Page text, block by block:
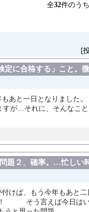
全32件のうち
[
定に合格する」こと。
あと一日となりました
が…それに、そんなこ
題２、確率。…忙しい
けば、もう今年もあと
そう言えば今日はいつ